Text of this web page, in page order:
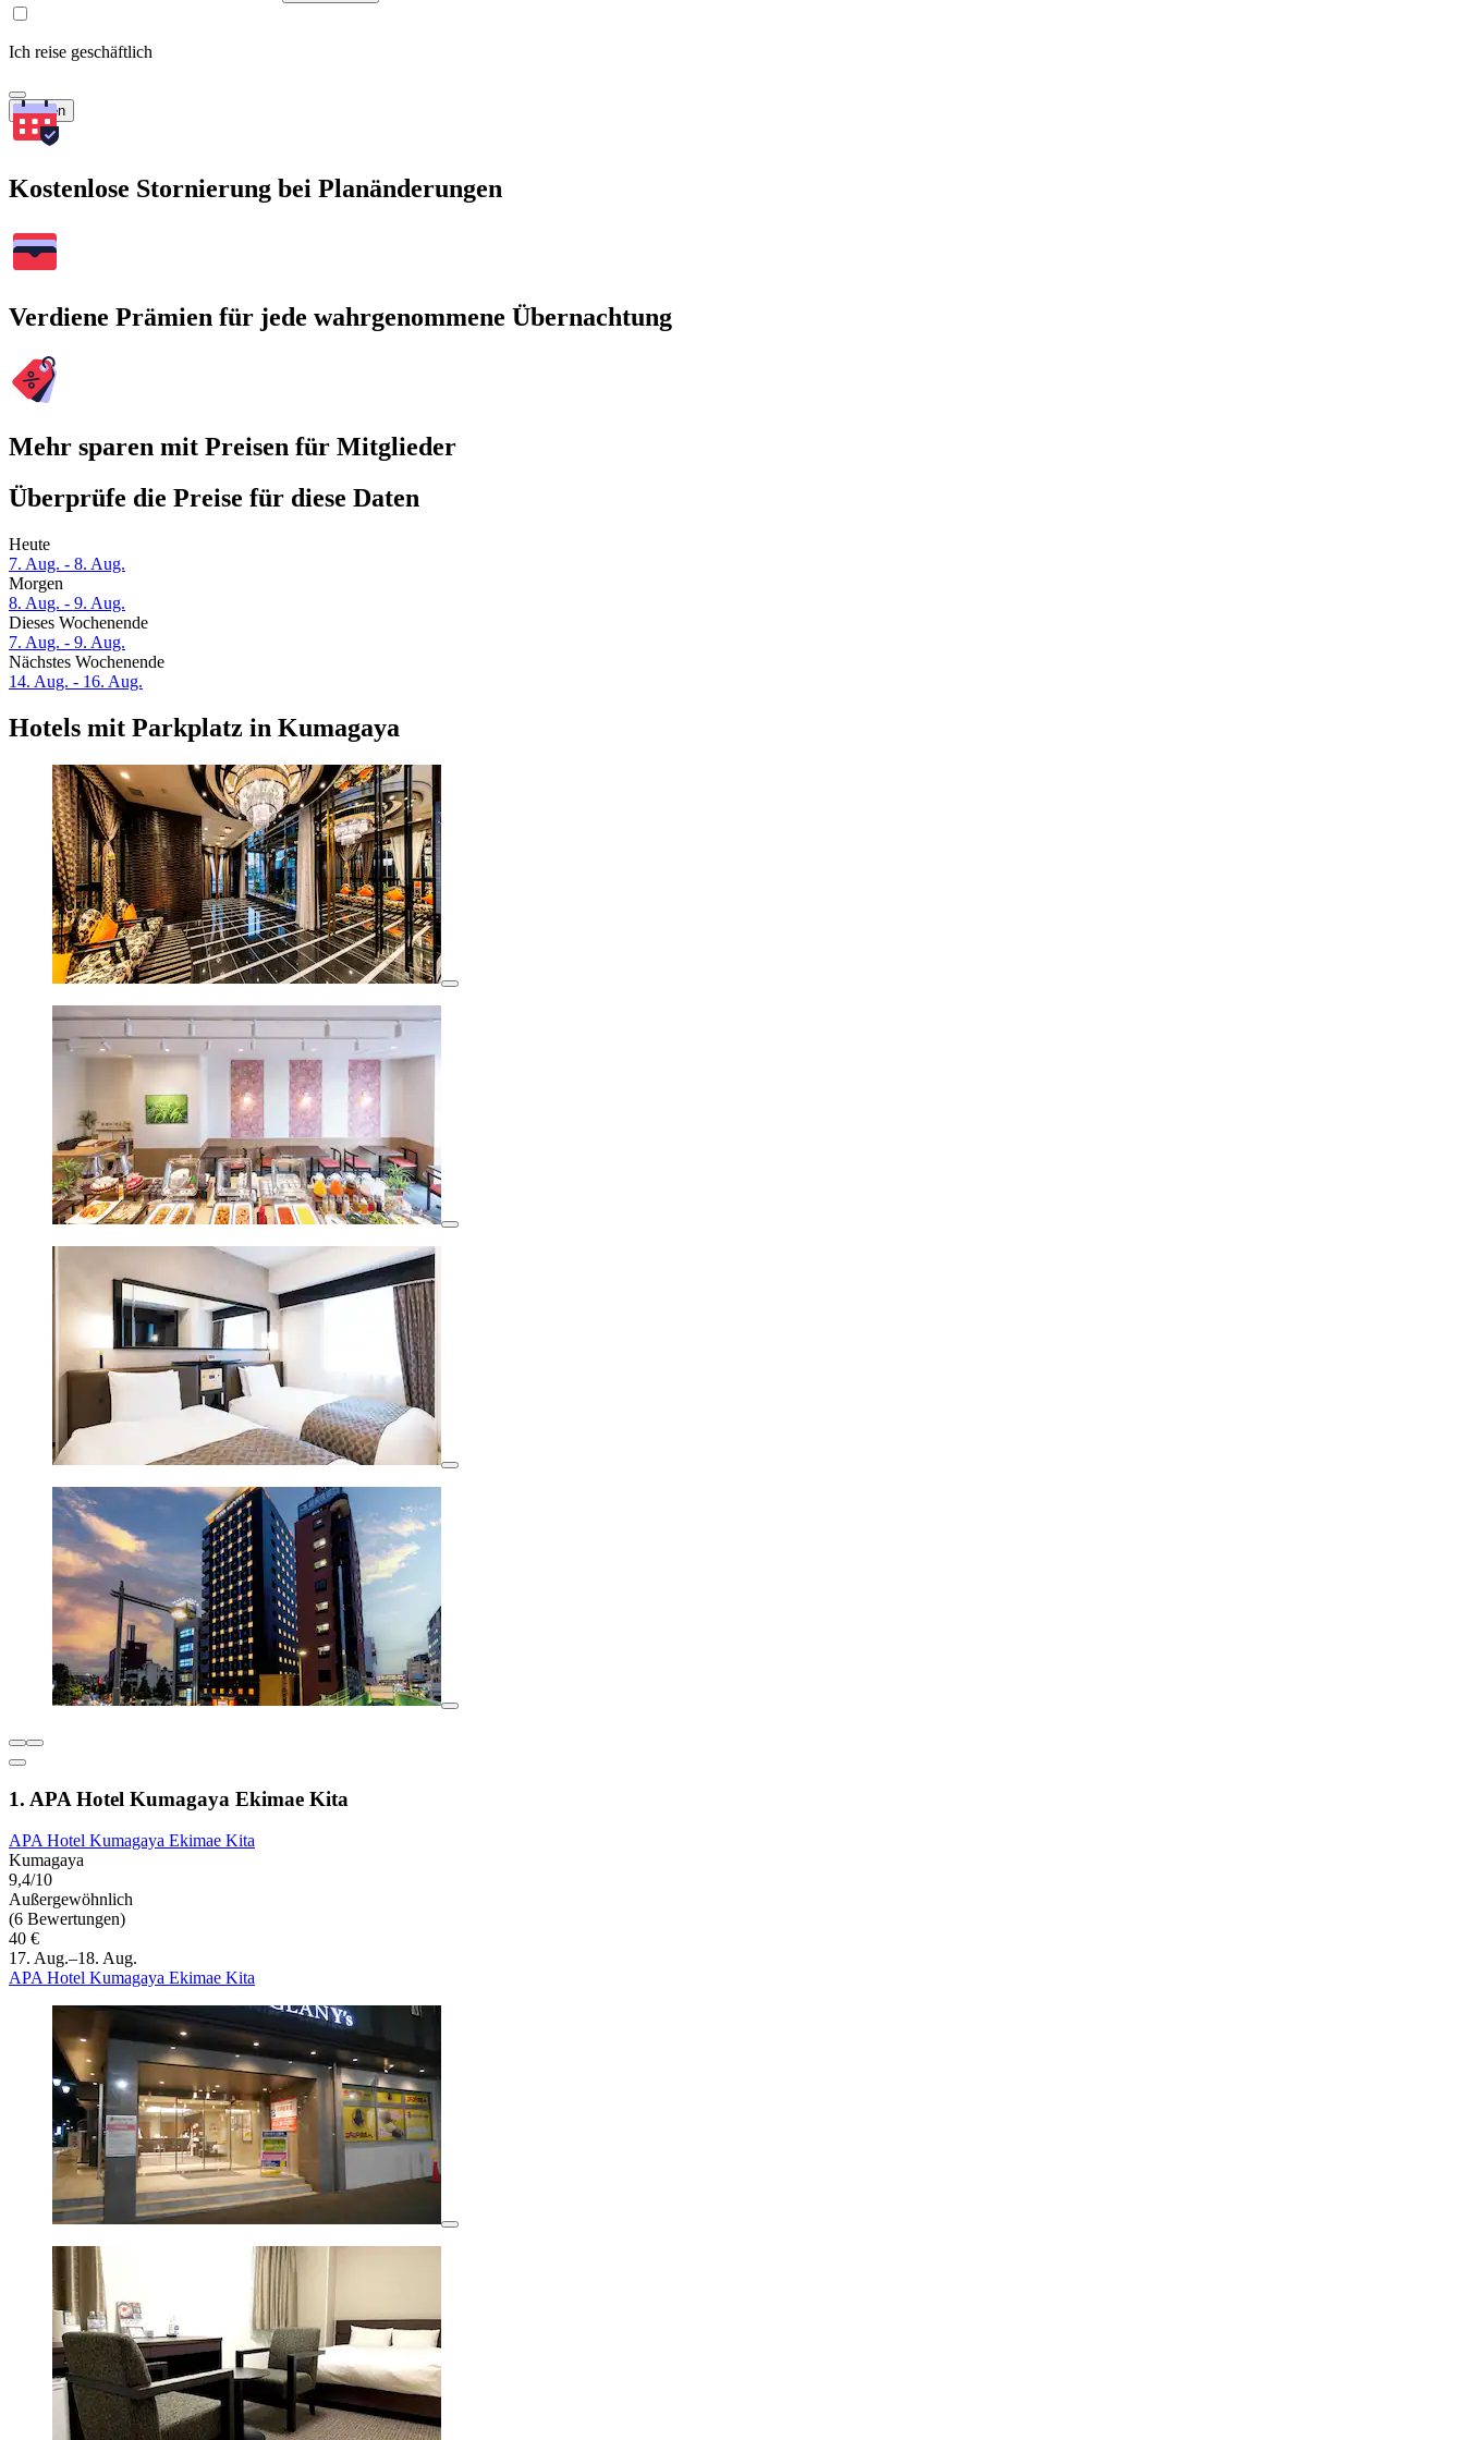
Ich reise geschäftlich
Suchen
Kostenlose Stornierung bei Planänderungen
Verdiene Prämien für jede wahrgenommene Übernachtung
Mehr sparen mit Preisen für Mitglieder
Überprüfe die Preise für diese Daten
Heute
7. Aug. - 8. Aug.
Morgen
8. Aug. - 9. Aug.
Dieses Wochenende
7. Aug. - 9. Aug.
Nächstes Wochenende
14. Aug. - 16. Aug.
Hotels mit Parkplatz in Kumagaya
1. APA Hotel Kumagaya Ekimae Kita
APA Hotel Kumagaya Ekimae Kita
Kumagaya
9,4/10
Außergewöhnlich
(6 Bewertungen)
40 €
17. Aug.–18. Aug.
APA Hotel Kumagaya Ekimae Kita